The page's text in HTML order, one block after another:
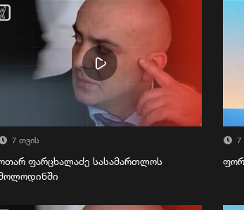
7 თვის
ფარცხალაძე სასამართლოს
7